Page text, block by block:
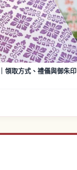
領取方式、禮儀與御朱印